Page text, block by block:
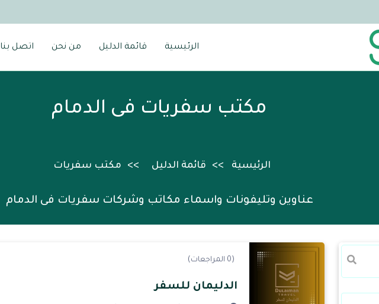
الرئيسية قائمة الدليل من نحن اتصل بنا
مكتب سفريات فى الدمام
الرئيسية قائمة الدليل مكتب سفريات
عناوين وتليفونات واسماء مكاتب وشركات سفريات فى الدمام
(0 المراجعات)
الدليمان للسفر